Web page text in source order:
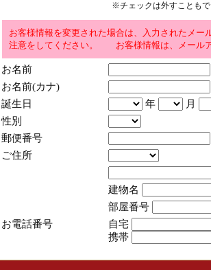
※チェックは外すことも
お客様情報を変更された場合は、入力されたメ
注意をしてください。 お客様情報は、メール
お名前
お名前(カナ)
誕生日
年
月
性別
郵便番号
ご住所
建物名
部屋番号
お電話番号
自宅
携帯